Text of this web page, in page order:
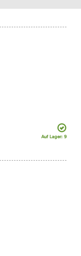
Auf Lager: 9